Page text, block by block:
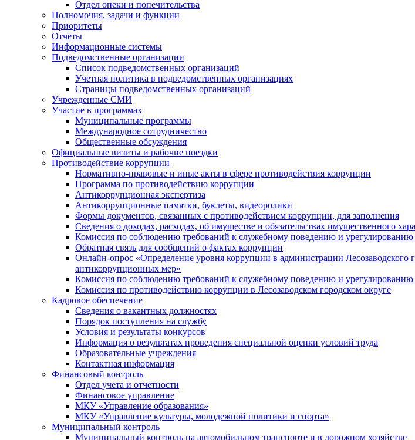
Отдел опеки и попечительства
Полномочия, задачи и функции
Приоритеты
Отчеты
Информационные системы
Подведомственные организации
Список подведомственных организаций
Учетная политика в подведомственных организациях
Страницы подведомственных организаций
Учрежденные СМИ
Участие в программах
Муниципальные программы
Международное сотрудничество
Общественные обсуждения
Официальные визиты и рабочие поездки
Противодействие коррупции
Нормативно-правовые и иные акты в сфере противодействия коррупции
Программа по противодействию коррупции
Антикоррупционная экспертиза
Антикоррупционные памятки, буклеты, видеоролики
Формы документов, связанных с противодействием коррупции, для заполнения
Сведения о доходах, расходах, об имуществе и обязательствах имущественного
Комиссия по соблюдению требований к служебному поведению и урегулированию
Обратная связь для сообщений о фактах коррупции
Онлайн-опрос «Определение уровня коррупции в администрации
антикоррупционных мер»
Комиссия по соблюдению требований к служебному поведению и
Комиссия по противодействию коррупции в Лесозаводском городском округе
Кадровое обеспечение
Сведения о вакантных должностях
Порядок поступления на службу
Условия и результаты конкурсов
Информация о результатах проведения специальной оценки условий труда
Образовательные учреждения
Контактная информация
Финансовый контроль
Отдел учета и отчетности
Финансовое управление
МКУ «Управление образования»
МКУ «Управление культуры, молодежной политики и спорта»
Муниципальный контроль
Муниципальный контроль на автомобильном транспорте и в дорожном хозяйстве